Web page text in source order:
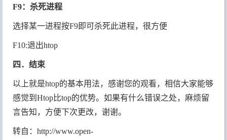
F9：杀死进程
选择某一进程按F9即可杀死此进程，很方便
F10:退出htop
四．结束
以上就是htop的基本用法，感谢您的观看，相信大家能够
感觉到Htop比top的优势。如果有什么错误之处，麻烦留
言告知，方便下次更改，谢谢。
转自：http://www.open-